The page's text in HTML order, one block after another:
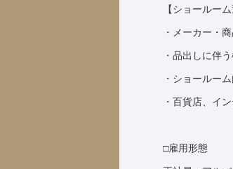
【ショールー
・メーカー・
・品出しに伴
・ショールー
・百貨店、イ
□雇用形態